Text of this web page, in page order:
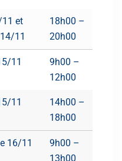
et
11
18h00 –
20h00
11
9h00 –
12h00
11
14h00 –
18h00
16/11
9h00 –
13h00